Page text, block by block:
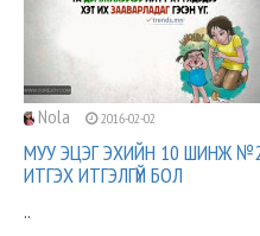
Nola 2016-02-02
МУУ ЭЦЭГ ЭХИЙН 10 ШИНЖ
ИТГЭХ ИТГЭЛГҮЙ БОЛ
..